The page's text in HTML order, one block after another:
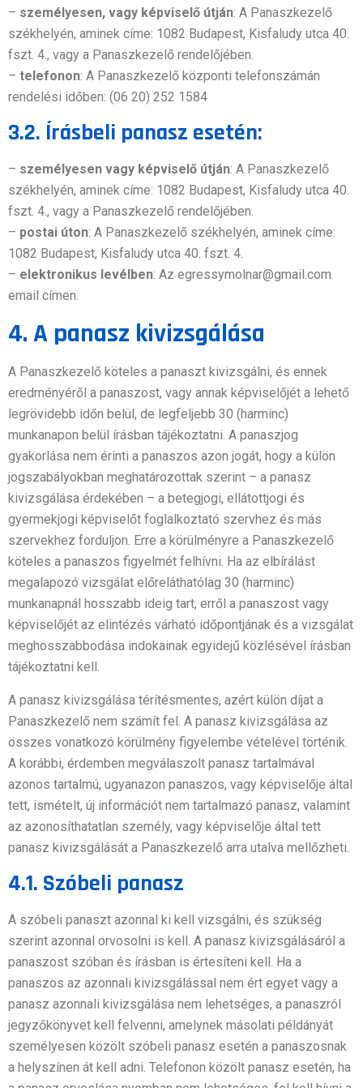
– személyesen, vagy képviselő útján: A Panaszkezelő
székhelyén, aminek címe: 1082 Budapest, Kisfaludy utca 40.
fszt. 4., vagy a Panaszkezelő rendelőjében.
– telefonon: A Panaszkezelő központi telefonszámán
rendelési időben: (06 20) 252 1584
3.2. Írásbeli panasz esetén:
– személyesen vagy képviselő útján: A Panaszkezelő
székhelyén, aminek címe: 1082 Budapest, Kisfaludy utca 40.
fszt. 4., vagy a Panaszkezelő rendelőjében.
– postai úton: A Panaszkezelő székhelyén, aminek címe:
1082 Budapest, Kisfaludy utca 40. fszt. 4.
– elektronikus levélben: Az egressymolnar@gmail.com
email címen.
4. A panasz kivizsgálása
A Panaszkezelő köteles a panaszt kivizsgálni, és ennek
eredményéről a panaszost, vagy annak képviselőjét a lehető
legrövidebb időn belül, de legfeljebb 30 (harminc)
munkanapon belül írásban tájékoztatni. A panaszjog
gyakorlása nem érinti a panaszos azon jogát, hogy a külön
jogszabályokban meghatározottak szerint – a panasz
kivizsgálása érdekében – a betegjogi, ellátottjogi és
gyermekjogi képviselőt foglalkoztató szervhez és más
szervekhez forduljon. Erre a körülményre a Panaszkezelő
köteles a panaszos figyelmét felhívni. Ha az elbírálást
megalapozó vizsgálat előreláthatólag 30 (harminc)
munkanapnál hosszabb ideig tart, erről a panaszost vagy
képviselőjét az elintézés várható időpontjának és a vizsgálat
meghosszabbodása indokainak egyidejű közlésével írásban
tájékoztatni kell.
A panasz kivizsgálása térítésmentes, azért külön díjat a
Panaszkezelő nem számít fel. A panasz kivizsgálása az
összes vonatkozó körülmény figyelembe vételével történik.
A korábbi, érdemben megválaszolt panasz tartalmával
azonos tartalmú, ugyanazon panaszos, vagy képviselője által
tett, ismételt, új információt nem tartalmazó panasz, valamint
az azonosíthatatlan személy, vagy képviselője által tett
panasz kivizsgálását a Panaszkezelő arra utalva mellőzheti.
4.1. Szóbeli panasz
A szóbeli panaszt azonnal ki kell vizsgálni, és szükség
szerint azonnal orvosolni is kell. A panasz kivizsgálásáról a
panaszost szóban és írásban is értesíteni kell. Ha a
panaszos az azonnali kivizsgálással nem ért egyet vagy a
panasz azonnali kivizsgálása nem lehetséges, a panaszról
jegyzőkönyvet kell felvenni, amelynek másolati példányát
személyesen közölt szóbeli panasz esetén a panaszosnak
a helyszínen át kell adni. Telefonon közölt panasz esetén, ha